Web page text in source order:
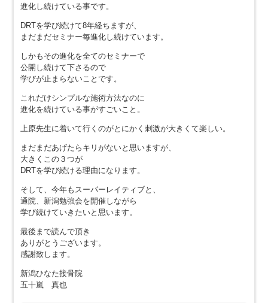
進化し続けている事です。
DRTを学び続けて8年経ちますが、
まだまだセミナー毎進化し続けています。
しかもその進化を全てのセミナーで
公開し続けて下さるので
学びが止まらないことです。
これだけシンプルな施術方法なのに
進化を続けている事がすごいこと。
上原先生に着いて行くのがとにかく刺激が大きくて楽しい。
まだまだあげたらキリがないと思いますが、
大きくこの３つが
DRTを学び続ける理由になります。
そして、今年もスーパーレイティブと、
通院、新潟勉強会を開催しながら
学び続けていきたいと思います。
最後まで読んで頂き
ありがとうございます。
感謝致します。
新潟ひなた接骨院
五十嵐 真也